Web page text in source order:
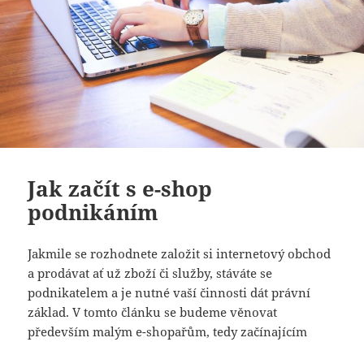
Jak začít s e-shop
podnikáním
Jakmile se rozhodnete založit si internetový obchod
a prodávat ať už zboží či služby, stáváte se
podnikatelem a je nutné vaší činnosti dát právní
základ. V tomto článku se budeme věnovat
především malým e-shopařům, tedy začínajícím